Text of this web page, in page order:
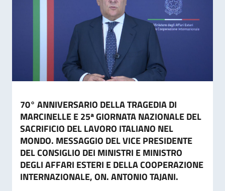
70° ANNIVERSARIO DELLA TRAGEDIA DI
MARCINELLE E 25ª GIORNATA NAZIONALE DEL
SACRIFICIO DEL LAVORO ITALIANO NEL
MONDO. MESSAGGIO DEL VICE PRESIDENTE
DEL CONSIGLIO DEI MINISTRI E MINISTRO
DEGLI AFFARI ESTERI E DELLA COOPERAZIONE
INTERNAZIONALE, ON. ANTONIO TAJANI.